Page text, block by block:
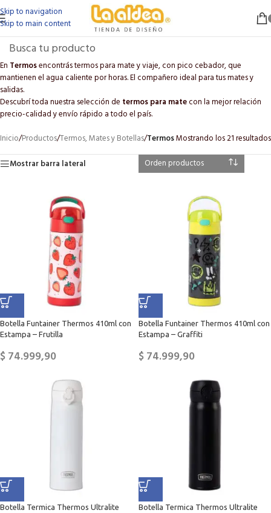
Skip to navigation
Skip to main content
En Termosencontrás termos para mate y viaje, con pico cebador, que
mantienen el agua caliente por horas. El compañero ideal para tus mates y
salidas.
Descubrí toda nuestra selección de termos para matecon la mejor relación
precio-calidad y envío rápido a todo el país.
Inicio/Productos/Termos, Mates y Botellas/TermosMostrando los 21 resultados
Mostrar barra lateral
Botella Funtainer Thermos 410ml con
Estampa – Frutilla
$74.999,90
Botella Funtainer Thermos 410ml con
Estampa – Graffiti
$74.999,90
Botella Termica Thermos Ultralite
Botella Termica Thermos Ultralite